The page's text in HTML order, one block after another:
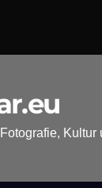
Kultur